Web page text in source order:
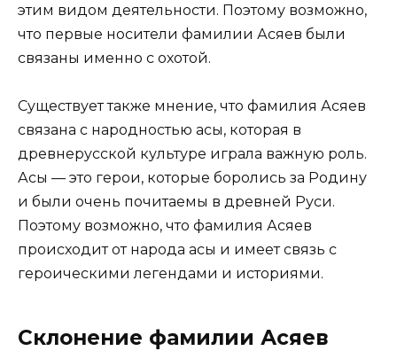
этим видом деятельности. Поэтому возможно,
что первые носители фамилии Асяев были
связаны именно с охотой.
Существует также мнение, что фамилия Асяев
связана с народностью асы, которая в
древнерусской культуре играла важную роль.
Асы — это герои, которые боролись за Родину
и были очень почитаемы в древней Руси.
Поэтому возможно, что фамилия Асяев
происходит от народа асы и имеет связь с
героическими легендами и историями.
Склонение фамилии Асяев